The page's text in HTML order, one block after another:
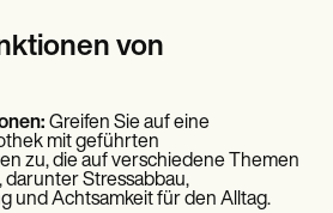
von
Greifen Sie auf eine
mit geführten
zu, die auf verschiedene Themen
darunter Stressabbau,
und Achtsamkeit für den Alltag.